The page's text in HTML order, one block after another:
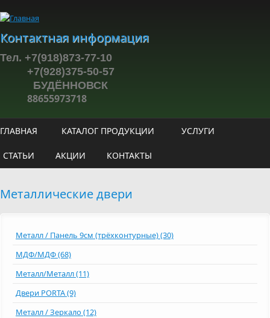
Контактная информация
Тел. +7(918)873-77-10
+7(928)375-50-57
БУДЁННОВСК
88655973718
ГЛАВНАЯ КАТАЛОГ ПРОДУКЦИИ УСЛУГИ
СТАТЬИ АКЦИИ КОНТАКТЫ
Металлические двери
Металл / Панель 9см (трёхконтурные) (30)
МДФ/МДФ (68)
Металл/Металл (11)
Двери PORTA (9)
Металл / Зеркало (12)